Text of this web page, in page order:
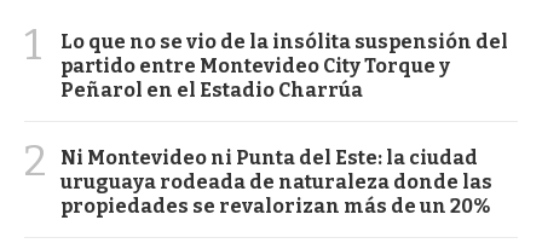
1
Lo que no se vio de la insólita suspensión del
partido entre Montevideo City Torque y
Peñarol en el Estadio Charrúa
2
Ni Montevideo ni Punta del Este: la ciudad
uruguaya rodeada de naturaleza donde las
propiedades se revalorizan más de un 20%